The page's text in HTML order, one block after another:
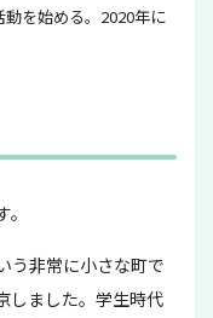
を始める。2020年に
う非常に小さな町で
しました。学生時代